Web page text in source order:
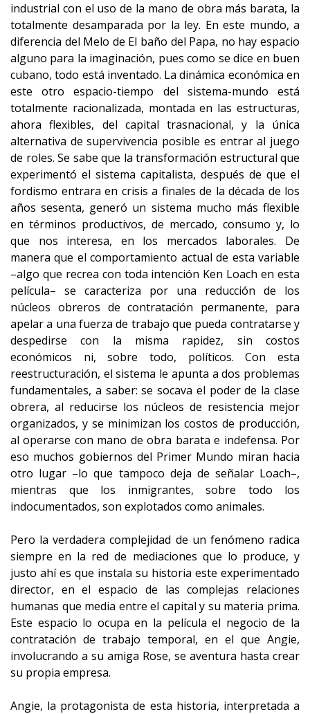
industrial con el uso de la mano de obra más barata, la
totalmente desamparada por la ley. En este mundo, a
diferencia del Melo de El baño del Papa, no hay espacio
alguno para la imaginación, pues como se dice en buen
cubano, todo está inventado. La dinámica económica en
este otro espacio-tiempo del sistema-mundo está
totalmente racionalizada, montada en las estructuras,
ahora flexibles, del capital trasnacional, y la única
alternativa de supervivencia posible es entrar al juego
de roles. Se sabe que la transformación estructural que
experimentó el sistema capitalista, después de que el
fordismo entrara en crisis a finales de la década de los
años sesenta, generó un sistema mucho más flexible
en términos productivos, de mercado, consumo y, lo
que nos interesa, en los mercados laborales. De
manera que el comportamiento actual de esta variable
–algo que recrea con toda intención Ken Loach en esta
película– se caracteriza por una reducción de los
núcleos obreros de contratación permanente, para
apelar a una fuerza de trabajo que pueda contratarse y
despedirse con la misma rapidez, sin costos
económicos ni, sobre todo, políticos. Con esta
reestructuración, el sistema le apunta a dos problemas
fundamentales, a saber: se socava el poder de la clase
obrera, al reducirse los núcleos de resistencia mejor
organizados, y se minimizan los costos de producción,
al operarse con mano de obra barata e indefensa. Por
eso muchos gobiernos del Primer Mundo miran hacia
otro lugar –lo que tampoco deja de señalar Loach–,
mientras que los inmigrantes, sobre todo los
indocumentados, son explotados como animales.
Pero la verdadera complejidad de un fenómeno radica
siempre en la red de mediaciones que lo produce, y
justo ahí es que instala su historia este experimentado
director, en el espacio de las complejas relaciones
humanas que media entre el capital y su materia prima.
Este espacio lo ocupa en la película el negocio de la
contratación de trabajo temporal, en el que Angie,
involucrando a su amiga Rose, se aventura hasta crear
su propia empresa.
Angie, la protagonista de esta historia, interpretada a